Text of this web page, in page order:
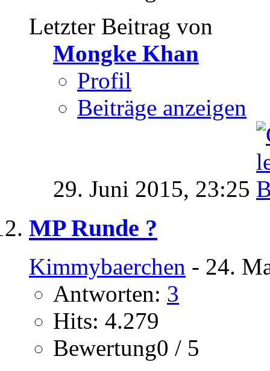
Letzter Beitrag von
Mongke Khan
Profil
Beiträge anzeigen
29. Juni 2015, 23:25
MP Runde ?
Kimmybaerchen - 24.
Antworten: 3
Hits: 4.279
Bewertung0 / 5